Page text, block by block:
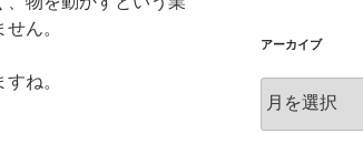
ん。
ね。
アーカイブ
ー